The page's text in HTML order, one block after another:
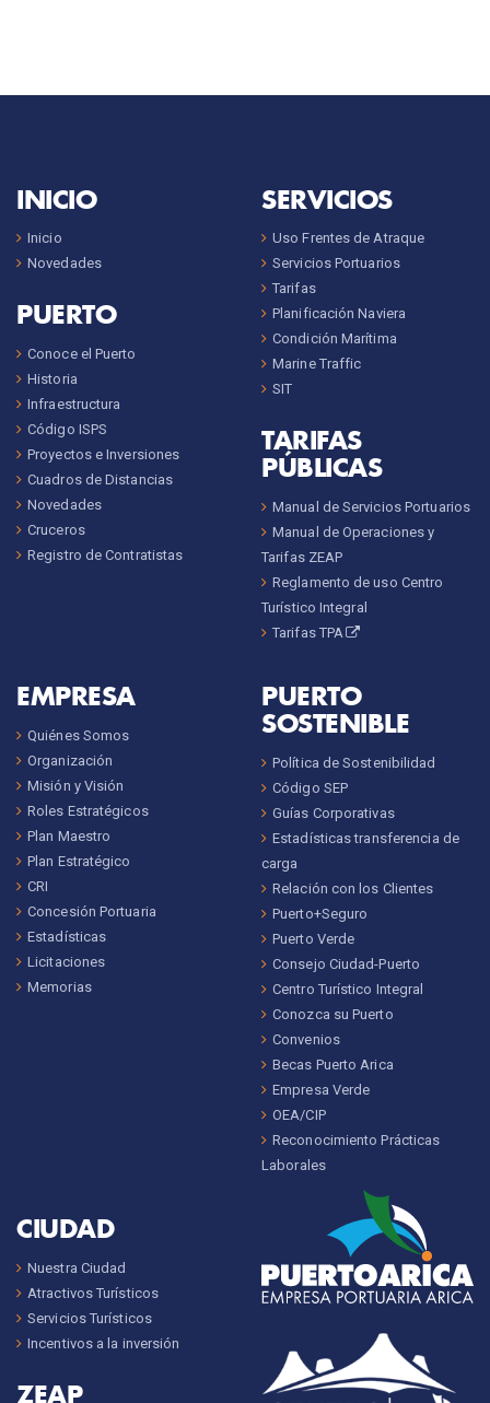
INICIO
Inicio
Novedades
PUERTO
Conoce el Puerto
Historia
Infraestructura
Código ISPS
Proyectos e Inversiones
Cuadros de Distancias
Novedades
Cruceros
Registro de Contratistas
SERVICIOS
Uso Frentes de Atraque
Servicios Portuarios
Tarifas
Planificación Naviera
Condición Marítima
Marine Traffic
SIT
TARIFAS
PÚBLICAS
Manual de Servicios Portuarios
Manual de Operaciones y
Tarifas ZEAP
Reglamento de uso Centro
Turístico Integral
Tarifas TPA
EMPRESA
Quiénes Somos
Organización
Misión y Visión
Roles Estratégicos
Plan Maestro
Plan Estratégico
CRI
Concesión Portuaria
Estadísticas
Licitaciones
Memorias
PUERTO
SOSTENIBLE
Política de Sostenibilidad
Código SEP
Guías Corporativas
Estadísticas transferencia de
carga
Relación con los Clientes
Puerto+Seguro
Puerto Verde
Consejo Ciudad-Puerto
Centro Turístico Integral
Conozca su Puerto
Convenios
Becas Puerto Arica
Empresa Verde
OEA/CIP
Reconocimiento Prácticas
Laborales
CIUDAD
Nuestra Ciudad
Atractivos Turísticos
Servicios Turísticos
Incentivos a la inversión
ZEAP